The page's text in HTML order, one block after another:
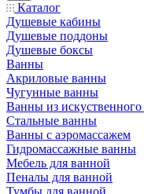
Каталог
Душевые кабины
Душевые поддоны
Душевые боксы
Ванны
Акриловые ванны
Чугунные ванны
Ванны из
Стальные ванны
Ванны с аэромассажем
Гидромассажные ванны
Мебель для ванной
Пеналы для ванной
Тумбы для ванной